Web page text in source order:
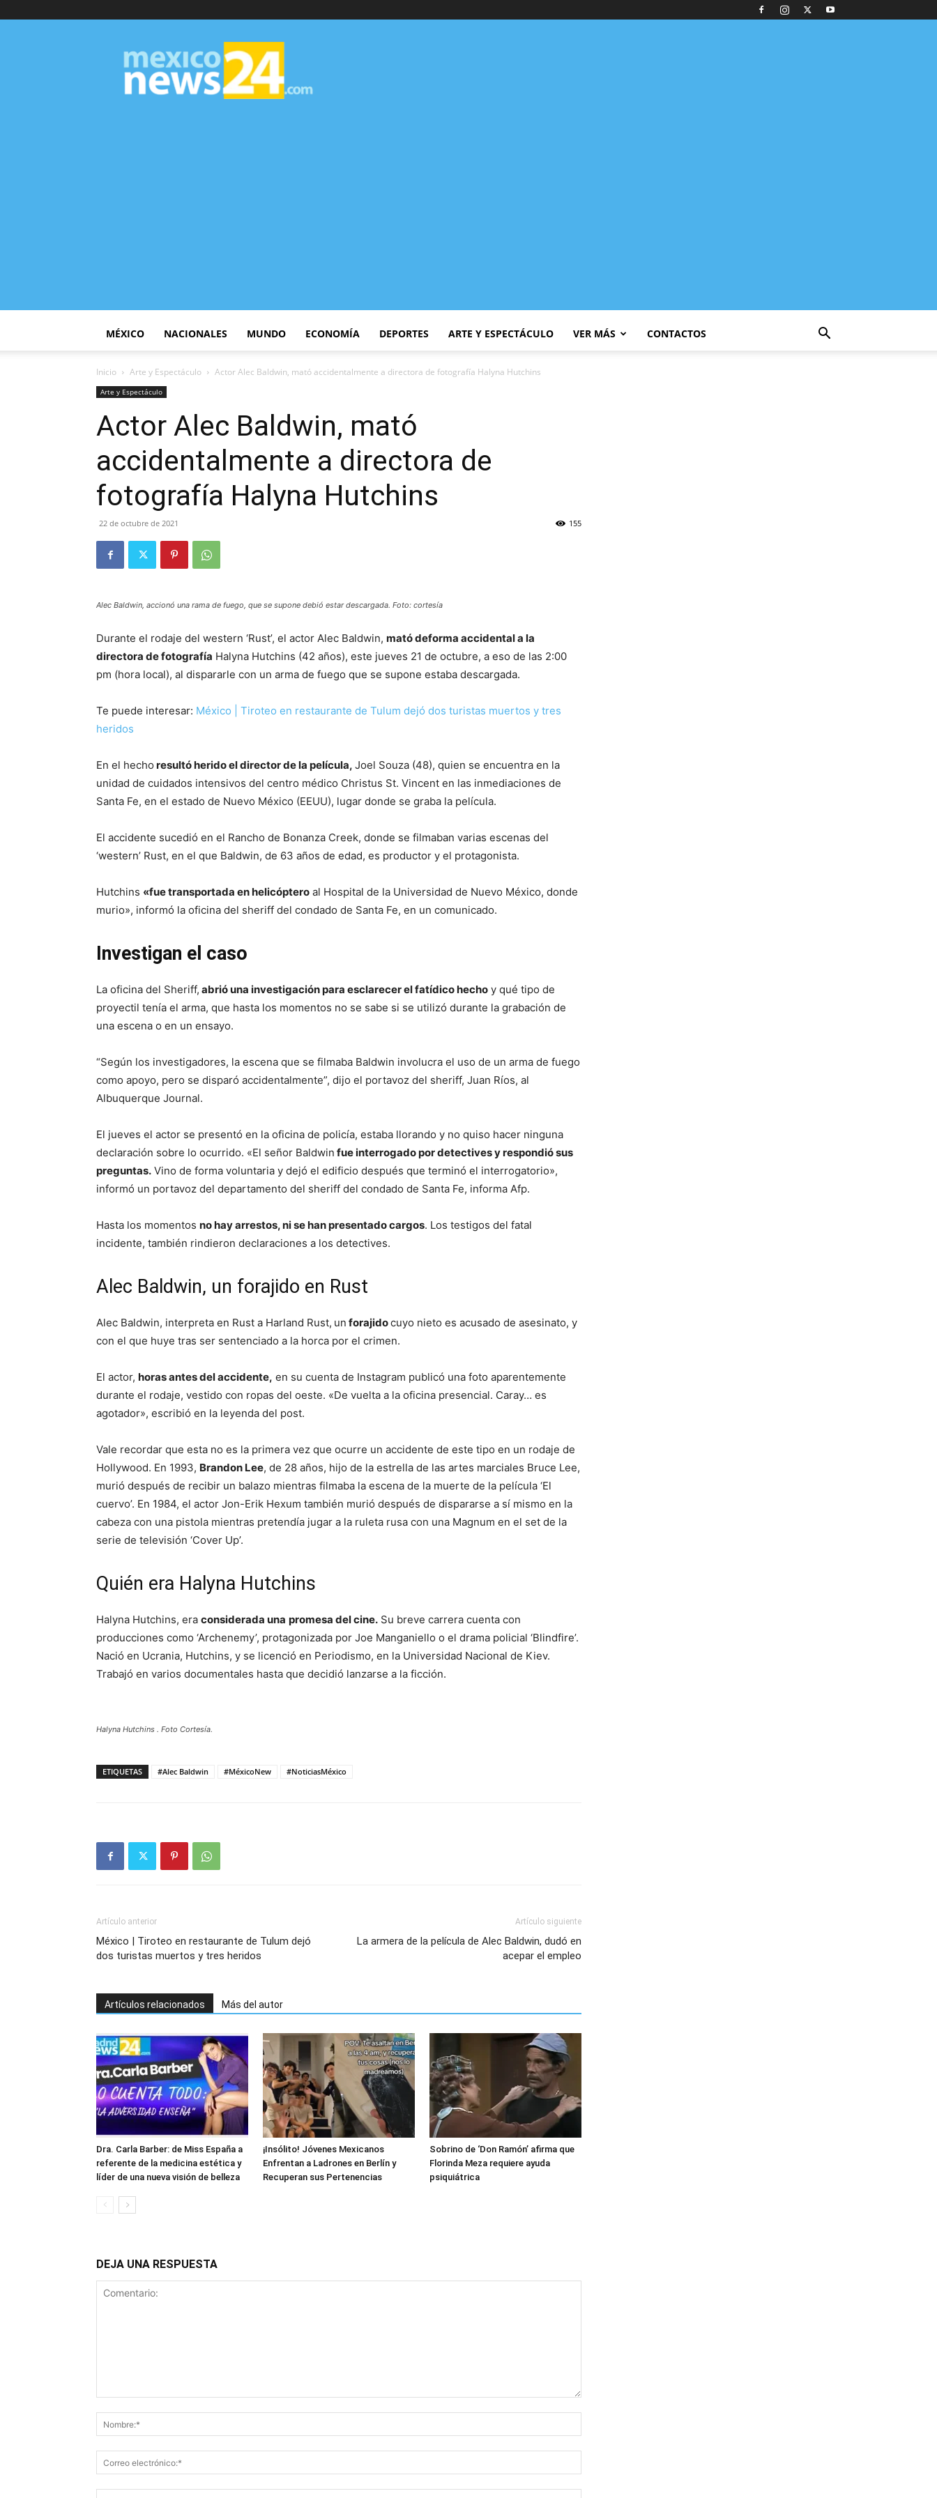
MexicoNews24
MÉXICO NACIONALES MUNDO ECONOMÍA DEPORTES ARTE Y ESPECTÁCULO VER MÁS CONTACTOS
Inicio Arte y Espectáculo Actor Alec Baldwin, mató accidentalmente a directora de fotografía Halyna Hutchins
Arte y Espectáculo
Actor Alec Baldwin, mató
accidentalmente a directora de
fotografía Halyna Hutchins
22 de octubre de 2021 155
Alec Baldwin, accionó una rama de fuego, que se supone debió estar descargada. Foto: cortesía
Durante el rodaje del western ‘Rust’, el actor Alec Baldwin, mató deforma accidental a la
directora de fotografía Halyna Hutchins (42 años), este jueves 21 de octubre, a eso de las 2:00
pm (hora local), al dispararle con un arma de fuego que se supone estaba descargada.
Te puede interesar: México | Tiroteo en restaurante de Tulum dejó dos turistas muertos y tres
heridos
En el hecho resultó herido el director de la película, Joel Souza (48), quien se encuentra en la
unidad de cuidados intensivos del centro médico Christus St. Vincent en las inmediaciones de
Santa Fe, en el estado de Nuevo México (EEUU), lugar donde se graba la película.
El accidente sucedió en el Rancho de Bonanza Creek, donde se filmaban varias escenas del
‘western’ Rust, en el que Baldwin, de 63 años de edad, es productor y el protagonista.
Hutchins «fue transportada en helicóptero al Hospital de la Universidad de Nuevo México, donde
murio», informó la oficina del sheriff del condado de Santa Fe, en un comunicado.
Investigan el caso
La oficina del Sheriff, abrió una investigación para esclarecer el fatídico hecho y qué tipo de
proyectil tenía el arma, que hasta los momentos no se sabe si se utilizó durante la grabación de
una escena o en un ensayo.
“Según los investigadores, la escena que se filmaba Baldwin involucra el uso de un arma de fuego
como apoyo, pero se disparó accidentalmente”, dijo el portavoz del sheriff, Juan Ríos, al
Albuquerque Journal.
El jueves el actor se presentó en la oficina de policía, estaba llorando y no quiso hacer ninguna
declaración sobre lo ocurrido. «El señor Baldwin fue interrogado por detectives y respondió sus
preguntas. Vino de forma voluntaria y dejó el edificio después que terminó el interrogatorio»,
informó un portavoz del departamento del sheriff del condado de Santa Fe, informa Afp.
Hasta los momentos no hay arrestos, ni se han presentado cargos. Los testigos del fatal
incidente, también rindieron declaraciones a los detectives.
Alec Baldwin, un forajido en Rust
Alec Baldwin, interpreta en Rust a Harland Rust, un forajidocuyo nieto es acusado de asesinato, y
con el que huye tras ser sentenciado a la horca por el crimen.
El actor, horas antes del accidente, en su cuenta de Instagram publicó una foto aparentemente
durante el rodaje, vestido con ropas del oeste. «De vuelta a la oficina presencial. Caray… es
agotador», escribió en la leyenda del post.
Vale recordar que esta no es la primera vez que ocurre un accidente de este tipo en un rodaje de
Hollywood. En 1993, Brandon Lee, de 28 años, hijo de la estrella de las artes marciales Bruce Lee,
murió después de recibir un balazo mientras filmaba la escena de la muerte de la película ‘El
cuervo’. En 1984, el actor Jon-Erik Hexum también murió después de dispararse a sí mismo en la
cabeza con una pistola mientras pretendía jugar a la ruleta rusa con una Magnum en el set de la
serie de televisión ‘Cover Up’.
Quién era Halyna Hutchins
Halyna Hutchins, era considerada una promesa del cine. Su breve carrera cuenta con
producciones como ‘Archenemy’, protagonizada por Joe Manganiello o el drama policial ‘Blindfire’.
Nació en Ucrania, Hutchins, y se licenció en Periodismo, en la Universidad Nacional de Kiev.
Trabajó en varios documentales hasta que decidió lanzarse a la ficción.
Halyna Hutchins . Foto Cortesía.
ETIQUETAS #Alec Baldwin #MéxicoNew #NoticiasMéxico
Artículo anterior
México | Tiroteo en restaurante de Tulum dejó
dos turistas muertos y tres heridos
Artículo siguiente
La armera de la película de Alec Baldwin, dudó en
acepar el empleo
Artículos relacionados Más del autor
Dra. Carla Barber: de Miss España a
referente de la medicina estética y
líder de una nueva visión de belleza
¡Insólito! Jóvenes Mexicanos
Enfrentan a Ladrones en Berlín y
Recuperan sus Pertenencias
Sobrino de ‘Don Ramón’ afirma que
Florinda Meza requiere ayuda
psiquiátrica
DEJA UNA RESPUESTA